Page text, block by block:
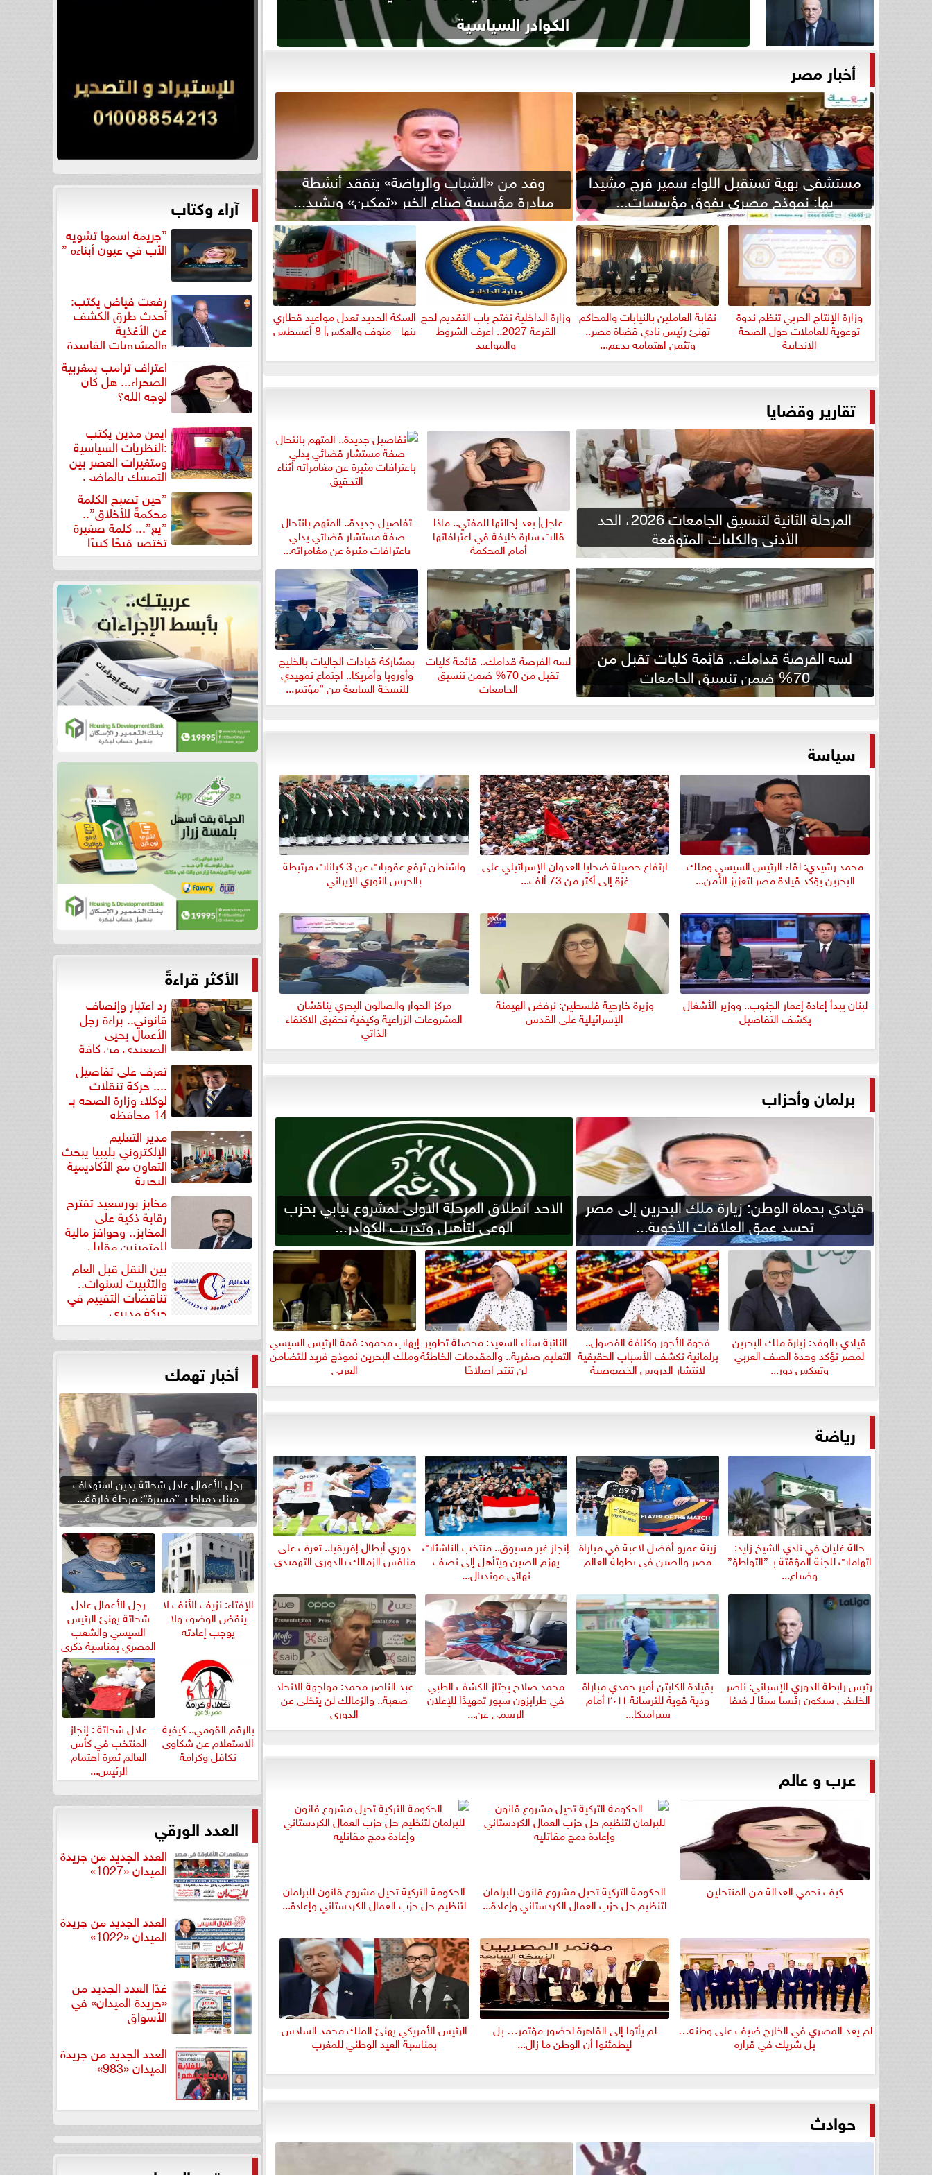
نهائي مونديال اليد
أخبار مصر
مستشفى بهية تستقبل اللواء سمير فرج مشيدا
بها: نموذج مصري يفوق مؤسسات...
وفد من «الشباب والرياضة» يتفقد أنشطة
مبادرة مؤسسة صناع الخير «تمكين» ويشيد...
وزارة الإنتاج الحربي تنظم ندوة
توعوية للعاملات حول الصحة
الإنجابية
نقابة العاملين بالنيابات والمحاكم
تهنئ رئيس نادي قضاة مصر..
وتثمن اهتمامه بدعم...
وزارة الداخلية تفتح باب التقديم لحج
القرعة 2027.. اعرف الشروط
والمواعيد
السكة الحديد تعدل مواعيد قطاري
بنها - منوف والعكس| 8 أغسطس
تقارير وقضايا
المرحلة الثانية لتنسيق الجامعات 2026، الحد
الأدنى والكليات المتوقعة
عاجل| بعد إحالتها للمفتي.. ماذا
قالت سارة خليفة في اعترافاتها
أمام المحكمة
تفاصيل جديدة.. المتهم بانتحال
صفة مستشار قضائي يدلي
باعترافات مثيرة عن مغامراته...
لسه الفرصة قدامك.. قائمة كليات تقبل من
70% ضمن تنسيق الجامعات
لسه الفرصة قدامك.. قائمة كليات
تقبل من 70% ضمن تنسيق
الجامعات
بمشاركة قيادات الجاليات بالخليج
وأوروبا وأمريكا.. اجتماع تمهيدي
للنسخة السابعة من ”مؤتمر...
سياسة
محمد رشيدي: لقاء الرئيس السيسي وملك
البحرين يؤكد قيادة مصر لتعزيز الأمن...
ارتفاع حصيلة ضحايا العدوان الإسرائيلي على
غزة إلى أكثر من 73 ألف...
واشنطن ترفع عقوبات عن 3 كيانات مرتبطة
بالحرس الثوري الإيراني
لبنان يبدأ إعادة إعمار الجنوب.. ووزير الأشغال
يكشف التفاصيل
وزيرة خارجية فلسطين: نرفض الهيمنة
الإسرائيلية على القدس
مركز الحوار والصالون البحري يناقشان
المشروعات الزراعية وكيفية تحقيق الاكتفاء
الذاتي
برلمان وأحزاب
قيادي بحماة الوطن: زيارة ملك البحرين إلى مصر
تجسد عمق العلاقات الأخوية...
الاحد انطلاق المرحلة الاولى لمشروع نيابي بحزب
الوعي لتأهيل وتدريب الكوادر...
قيادي بالوفد: زيارة ملك البحرين
لمصر تؤكد وحدة الصف العربي
وتعكس دور...
فجوة الأجور وكثافة الفصول..
برلمانية تكشف الأسباب الحقيقية
لانتشار الدروس الخصوصية
النائبة سناء السعيد: محصلة تطوير
التعليم صفرية.. والمقدمات الخاطئة
لن تنتج إصلاحًا
إيهاب محمود: قمة الرئيس السيسي
وملك البحرين نموذج فريد للتضامن
العربي
رياضة
حالة غليان في نادي الشيخ زايد:
اتهامات للجنة المؤقتة بـ ”التواطؤ”
وضياع...
زينة عمرو أفضل لاعبة في مباراة
مصر والصين في بطولة العالم
إنجاز غير مسبوق.. منتخب الناشئات
يهزم الصين ويتأهل إلى نصف
نهائي مونديال...
دوري أبطال إفريقيا.. تعرف على
منافس الزمالك بالدوري التهميدي
رئيس رابطة الدوري الإسباني: ناصر
الخليفي سيكون رئيسا سيئا لـ فيفا
بقيادة الكابتن أمير حمدي مباراة
ودية قوية للترسانة ٢٠١١ أمام
سيراميكا...
محمد صلاح يجتاز الكشف الطبي
في طرابزون سبور تمهيدًا للإعلان
الرسمي عن...
عبد الناصر محمد: مواجهة الاتحاد
صعبة.. والزمالك لن يتخلى عن
الدوري
عرب و عالم
كيف نحمي العدالة من المنتحلين الحكومة التركية تحيل مشروع قانون للبرلمان
لتنظيم حل حزب العمال الكردستاني وإعادة...
الحكومة التركية تحيل مشروع قانون للبرلمان
لتنظيم حل حزب العمال الكردستاني وإعادة...
لم يعد المصري في الخارج ضيف على وطنه…
بل شريك في قراره
لم يأتوا إلى القاهرة لحضور مؤتمر… بل
ليطمئنوا أن الوطن ما زال...
الرئيس الأمريكي يهنئ الملك محمد السادس
بمناسبة العيد الوطني للمغرب
حوادث
آراء وكتاب
”جريمة اسمها تشويه
الأب في عيون أبناءه ”
رفعت فياض يكتب:
أحدث طرق الكشف
عن الأغذية
والمشروبات الفاسدة
اعتراف ترامب بمغربية
الصحراء... هل كان
لوجه الله؟
ايمن مدين يكتب
:النظريات السياسية
ومتغيرات العصر بين
التمسك بالماضي
ومواجهة تحديات...”حين تصبح الكلمة
محكمةً للأخلاق”..
”يع”... كلمة صغيرة
تختصر قبحًا كبيرًا
الأكثر قراءةً
رد اعتبار وإنصاف
قانوني.. براءة رجل
الأعمال يحيى
الصعيدي من كافة
التهم... تعرف على تفاصيل
.... حركة تنقلات
لوكلاء وزارة الصحه بـ
14 محافظه
مدير التعليم
الإلكتروني بليبيا يبحث
التعاون مع الأكاديمية
البحرية
مخابز بورسعيد تقترح
رقابة ذكية على
المخابز.. وحوافز مالية
للمتميزين مقابل
بين النقل قبل العام
والتثبيت لسنوات..
تناقضات التقييم في
حركة مديري
”مستشفيات...
أخبار تهمك
رجل الأعمال عادل شحاتة يدين استهداف
ميناء دمياط بـ ”مسيرة”: مرحلة فارقة...
الإفتاء: نزيف الأنف لا
ينقض الوضوء ولا
يوجب إعادته
رجل الأعمال عادل
شحاتة يهنئ الرئيس
السيسي والشعب
المصري بمناسبة ذكرى
ثورة...
بالرقم القومي.. كيفية
الاستعلام عن شكاوى
تكافل وكرامة
عادل شحاتة : إنجاز
المنتخب في كأس
العالم ثمرة اهتمام
الرئيس...
العدد الورقي
العدد الجديد من جريدة
الميدان «1027»
العدد الجديد من جريدة
الميدان «1022»
غدًا العدد الجديد من
«جريدة الميدان» في
الأسواق
العدد الجديد من جريدة
الميدان «983»